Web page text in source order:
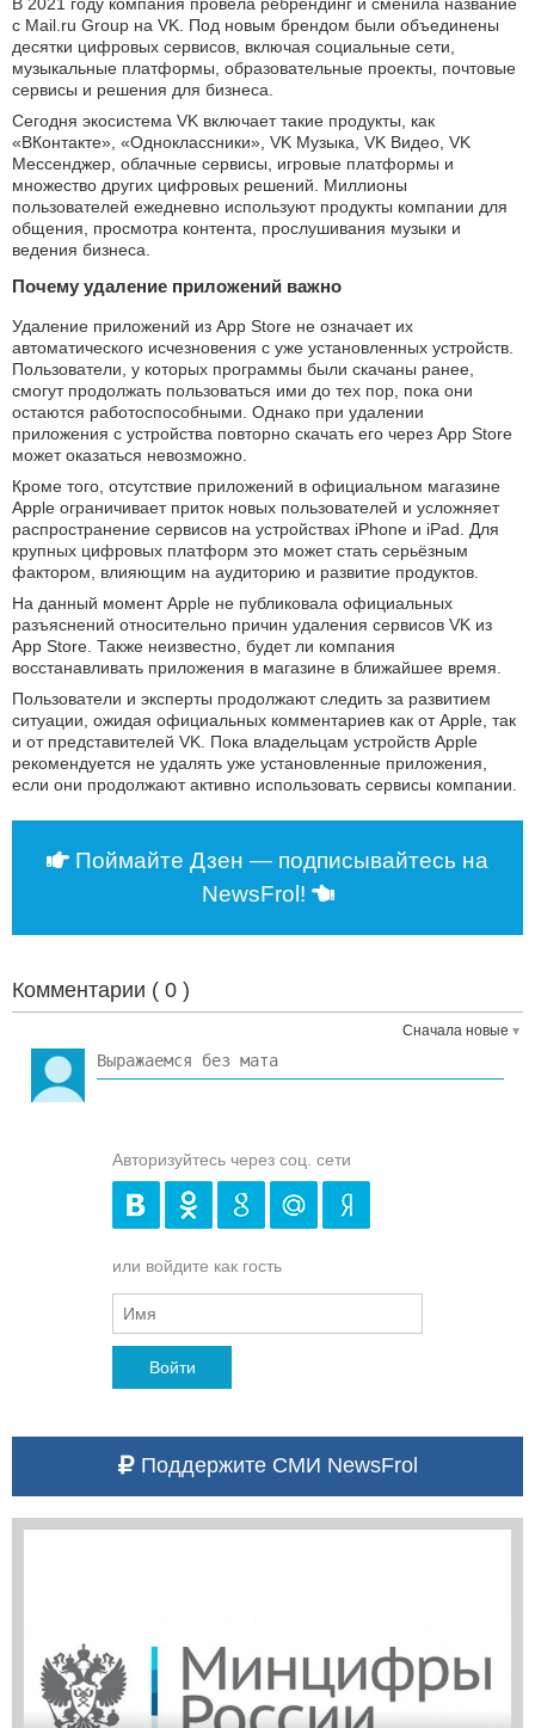
В 2021 году компания провела ребрендинг и сменила название
с Mail.ru Group на VK. Под новым брендом были объединены
десятки цифровых сервисов, включая социальные сети,
музыкальные платформы, образовательные проекты, почтовые
сервисы и решения для бизнеса.
Сегодня экосистема VK включает такие продукты, как
«ВКонтакте», «Одноклассники», VK Музыка, VK Видео, VK
Мессенджер, облачные сервисы, игровые платформы и
множество других цифровых решений. Миллионы
пользователей ежедневно используют продукты компании для
общения, просмотра контента, прослушивания музыки и
ведения бизнеса.
Почему удаление приложений важно
Удаление приложений из App Store не означает их
автоматического исчезновения с уже установленных устройств.
Пользователи, у которых программы были скачаны ранее,
смогут продолжать пользоваться ими до тех пор, пока они
остаются работоспособными. Однако при удалении
приложения с устройства повторно скачать его через App Store
может оказаться невозможно.
Кроме того, отсутствие приложений в официальном магазине
Apple ограничивает приток новых пользователей и усложняет
распространение сервисов на устройствах iPhone и iPad. Для
крупных цифровых платформ это может стать серьёзным
фактором, влияющим на аудиторию и развитие продуктов.
На данный момент Apple не публиковала официальных
разъяснений относительно причин удаления сервисов VK из
App Store. Также неизвестно, будет ли компания
восстанавливать приложения в магазине в ближайшее время.
Пользователи и эксперты продолжают следить за развитием
ситуации, ожидая официальных комментариев как от Apple, так
и от представителей VK. Пока владельцам устройств Apple
рекомендуется не удалять уже установленные приложения,
если они продолжают активно использовать сервисы компании.
Поймайте Дзен — подписывайтесь на
NewsFrol!
Комментарии ( 0 )
Сначала новые
Авторизуйтесь через соц. сети
или войдите как гость
Войти
Поддержите СМИ NewsFrol